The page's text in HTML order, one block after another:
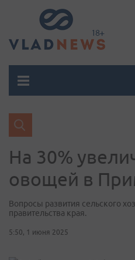
На 30%
овощей в
Вопросы развития сельского
правительства края.
5:50, 1 июня 2025